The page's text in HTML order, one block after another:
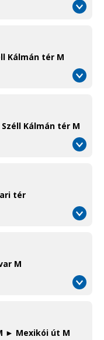
Kálmán tér M
Kálmán tér M
tér
M
► Mexikói út M